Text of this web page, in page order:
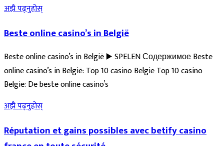
अझै पढ्नुहोस्
Beste online casino’s in België
Beste online casino’s in België ▶️ SPELEN Содержимое Beste
online casino’s in België: Top 10 casino Belgie Top 10 casino
Belgie: De beste online casino’s
अझै पढ्नुहोस्
Réputation et gains possibles avec betify casino